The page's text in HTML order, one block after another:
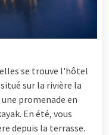
se trouve l'hôtel
sur la rivière la
promenade en
En été, vous
depuis la terrasse.